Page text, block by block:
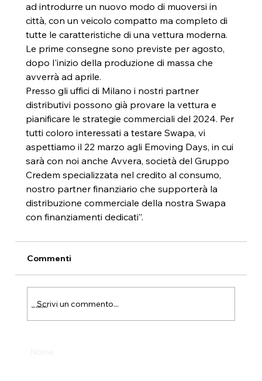
ad introdurre un nuovo modo di muoversi in
città, con un veicolo compatto ma completo di
tutte le caratteristiche di una vettura moderna.
Le prime consegne sono previste per agosto,
dopo l'inizio della produzione di massa che
avverrà ad aprile.
Presso gli uffici di Milano i nostri partner
distributivi possono già provare la vettura e
pianificare le strategie commerciali del 2024. Per
tutti coloro interessati a testare Swapa, vi
aspettiamo il 22 marzo agli Emoving Days, in cui
sarà con noi anche Avvera, società del Gruppo
Credem specializzata nel credito al consumo,
nostro partner finanziario che supporterà la
distribuzione commerciale della nostra Swapa
con finanziamenti dedicati”.
Commenti
Scrivi un commento...
Info & Test Drive